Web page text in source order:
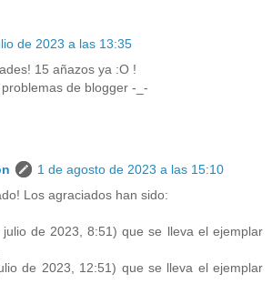
de 2023 a las 13:35
15 añazos ya :O !
de blogger -_-
1 de agosto de 2023 a las 15:10
Los agraciados han sido:
de 2023, 8:51) que se lleva el ejemplar
de 2023, 12:51) que se lleva el ejemplar